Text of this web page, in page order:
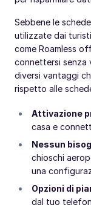
Sebbene le
utilizzate dai
come Roamless
connettersi senza
diversi vantaggi
rispetto alle
Attivazione
casa e
Nessun
chioschi
una
Opzioni di
dal tuo